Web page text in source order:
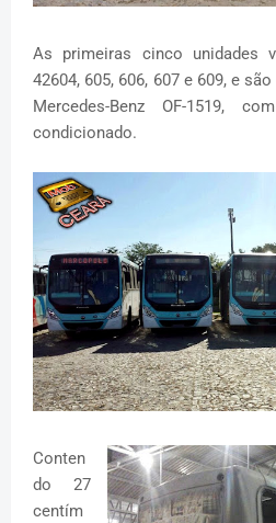
As primeiras cinco unidades
42604, 605, 606, 607 e 609, e
Mercedes-Benz OF-1519,
condicionado.
Conten
do 27
centím